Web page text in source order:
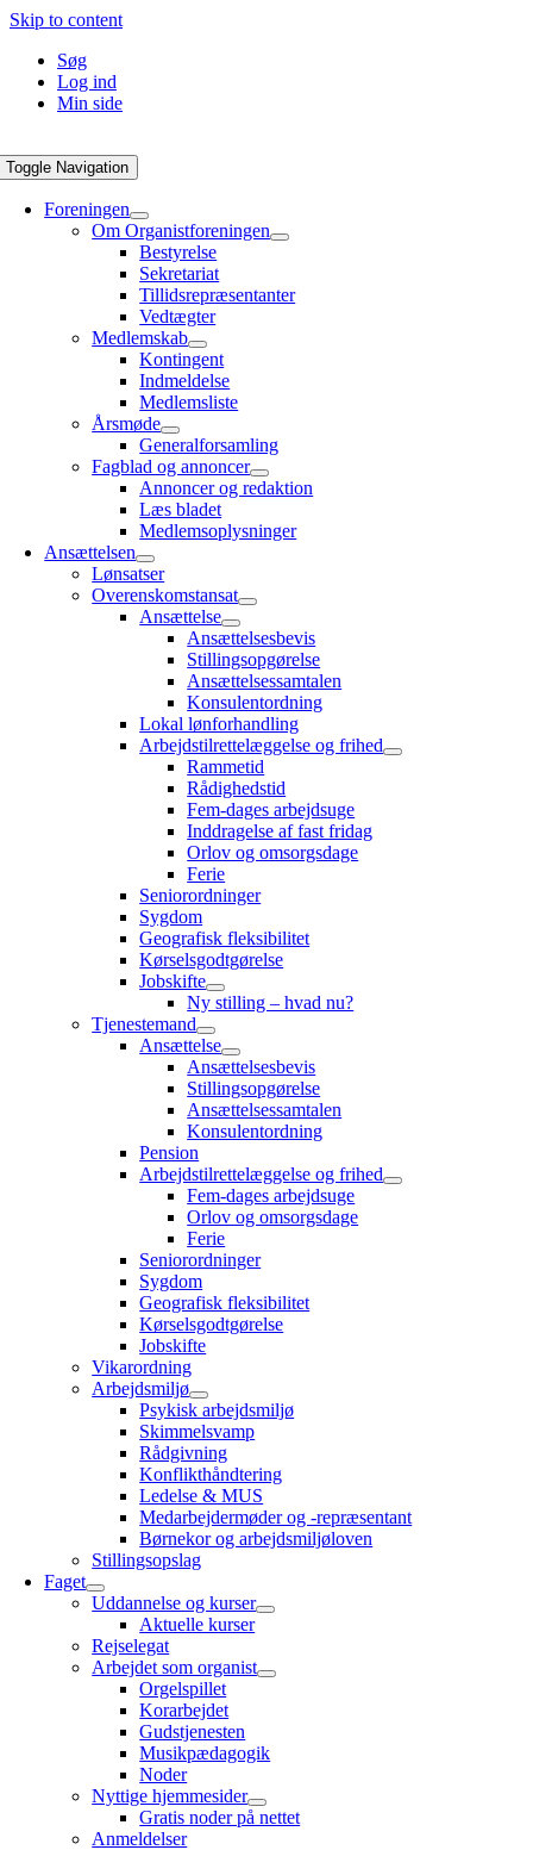
Skip to content
Søg
Log ind
Min side
Toggle Navigation
Foreningen
Om Organistforeningen
Bestyrelse
Sekretariat
Tillidsrepræsentanter
Vedtægter
Medlemskab
Kontingent
Indmeldelse
Medlemsliste
Årsmøde
Generalforsamling
Fagblad og annoncer
Annoncer og redaktion
Læs bladet
Medlemsoplysninger
Ansættelsen
Lønsatser
Overenskomstansat
Ansættelse
Ansættelsesbevis
Stillingsopgørelse
Ansættelsessamtalen
Konsulentordning
Lokal lønforhandling
Arbejdstilrettelæggelse og frihed
Rammetid
Rådighedstid
Fem-dages arbejdsuge
Inddragelse af fast fridag
Orlov og omsorgsdage
Ferie
Seniorordninger
Sygdom
Geografisk fleksibilitet
Kørselsgodtgørelse
Jobskifte
Ny stilling – hvad nu?
Tjenestemand
Ansættelse
Ansættelsesbevis
Stillingsopgørelse
Ansættelsessamtalen
Konsulentordning
Pension
Arbejdstilrettelæggelse og frihed
Fem-dages arbejdsuge
Orlov og omsorgsdage
Ferie
Seniorordninger
Sygdom
Geografisk fleksibilitet
Kørselsgodtgørelse
Jobskifte
Vikarordning
Arbejdsmiljø
Psykisk arbejdsmiljø
Skimmelsvamp
Rådgivning
Konflikthåndtering
Ledelse & MUS
Medarbejdermøder og -repræsentant
Børnekor og arbejdsmiljøloven
Stillingsopslag
Faget
Uddannelse og kurser
Aktuelle kurser
Rejselegat
Arbejdet som organist
Orgelspillet
Korarbejdet
Gudstjenesten
Musikpædagogik
Noder
Nyttige hjemmesider
Gratis noder på nettet
Anmeldelser